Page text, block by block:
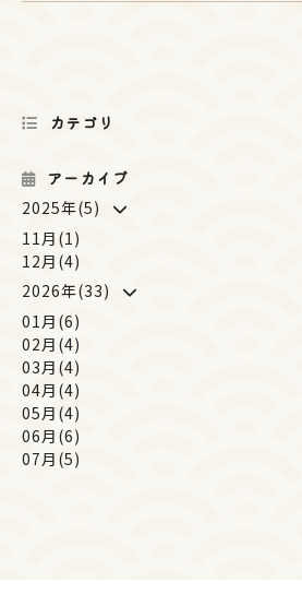
カテゴリ
アーカイブ
2025年(5)
11月(1)
12月(4)
2026年(33)
01月(6)
02月(4)
03月(4)
04月(4)
05月(4)
06月(6)
07月(5)